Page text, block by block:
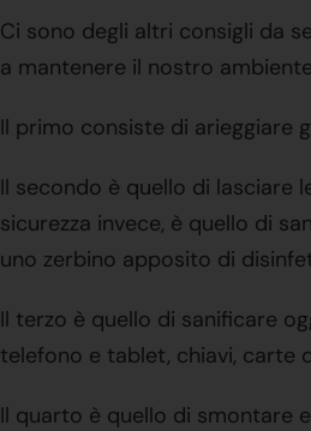
Ci sono degli altri consigli da
a mantenere il nostro
Il primo consiste di arieggiare
Il secondo è quello di lasciare
sicurezza invece, è quello di
uno zerbino apposito di
Il terzo è quello di sanificare
telefono e tablet, chiavi, carte
Il quarto è quello di smontare